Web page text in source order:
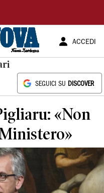
ACCEDI
SEGUICI SU DISCOVER
«Non